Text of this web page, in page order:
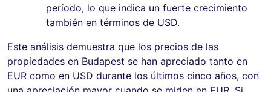
período, lo que indica un fuerte crecimiento
también en términos de USD.
Este análisis demuestra que los precios de las
propiedades en Budapest se han apreciado tanto en
EUR como en USD durante los últimos cinco años, con